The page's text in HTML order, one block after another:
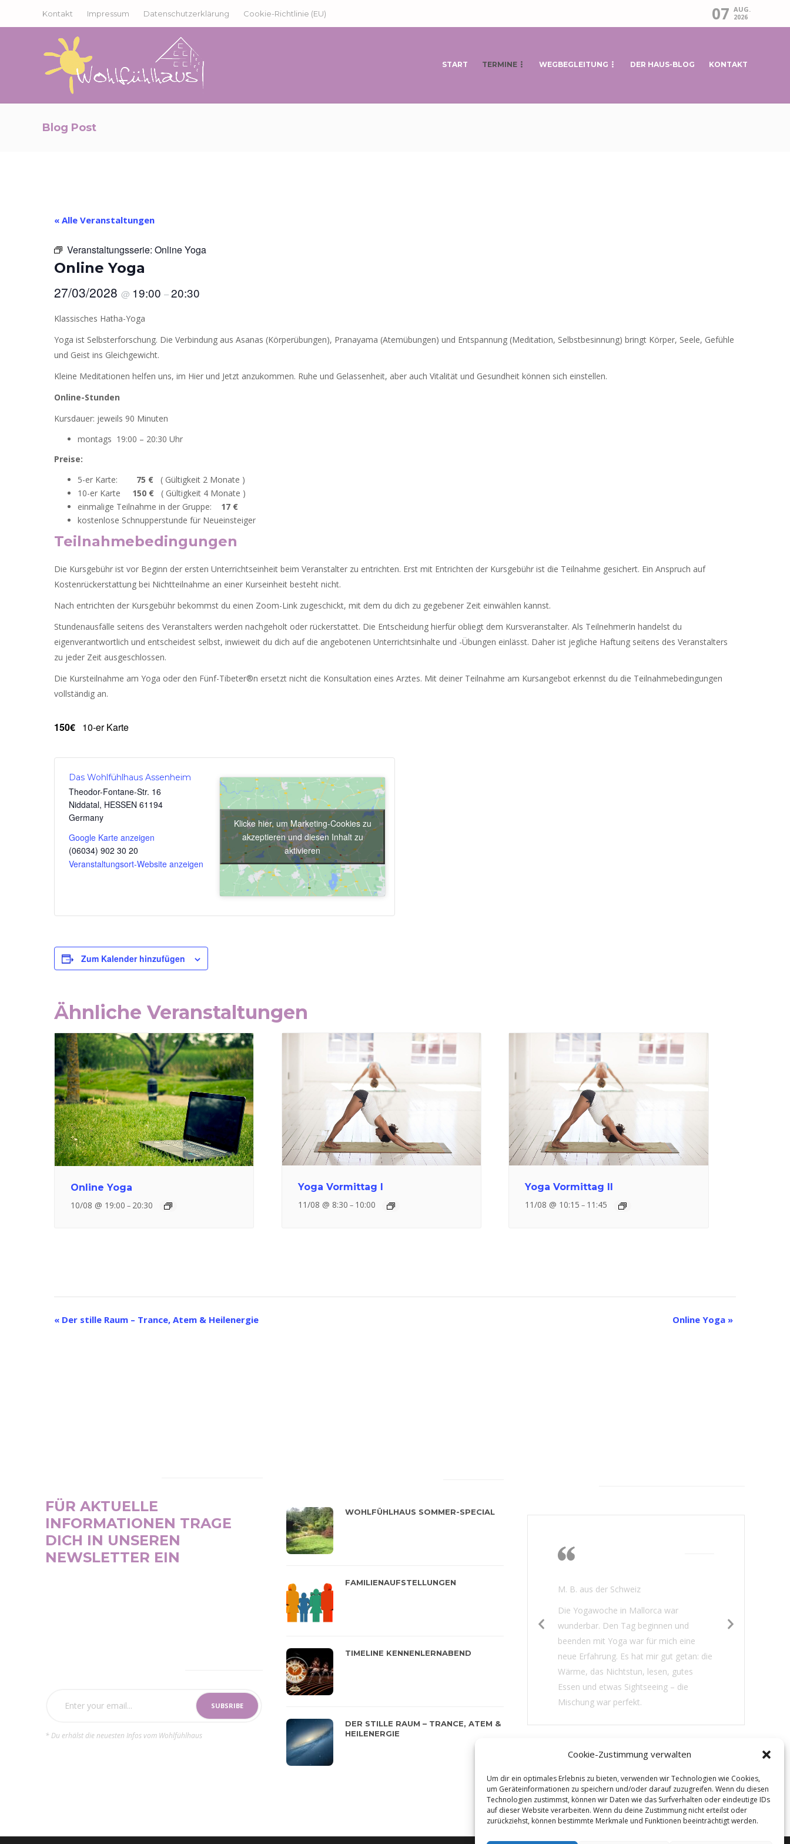
Cookie-Zustimmung verwalten
Um dir ein optimales Erlebnis zu bieten, verwenden wir Technologien wie Cookies,
um Geräteinformationen zu speichern und/oder darauf zuzugreifen. Wenn du diesen
Technologien zustimmst, können wir Daten wie das Surfverhalten oder eindeutige IDs
auf dieser Website verarbeiten. Wenn du deine Zustimmung nicht erteilst oder
zurückziehst, können bestimmte Merkmale und Funktionen beeinträchtigt werden.
Kontakt Impressum Datenschutzerklärung Cookie-Richtlinie (EU) 07 AUG.
2026
START TERMINE WEGBEGLEITUNG DER HAUS-BLOG KONTAKT
Blog Post
« Alle Veranstaltungen
Veranstaltungsserie: Online Yoga
Online Yoga
27/03/2028 @ 19:00 –20:30
Klassisches Hatha-Yoga
Yoga ist Selbsterforschung. Die Verbindung aus Asanas (Körperübungen), Pranayama (Atemübungen) und Entspannung (Meditation, Selbstbesinnung) bringt Körper, Seele, Gefühle
und Geist ins Gleichgewicht.
Kleine Meditationen helfen uns, im Hier und Jetzt anzukommen. Ruhe und Gelassenheit, aber auch Vitalität und Gesundheit können sich einstellen.
Online-Stunden
Kursdauer: jeweils 90 Minuten
montags 19:00 – 20:30 Uhr
Preise:
5-er Karte:
75 € ( Gültigkeit 2 Monate )
10-er Karte 150 € ( Gültigkeit 4 Monate )
einmalige Teilnahme in der Gruppe: 17 €
kostenlose Schnupperstunde für Neueinsteiger
Teilnahmebedingungen
Die Kursgebühr ist vor Beginn der ersten Unterrichtseinheit beim Veranstalter zu entrichten. Erst mit Entrichten der Kursgebühr ist die Teilnahme gesichert. Ein Anspruch auf
Kostenrückerstattung bei Nichtteilnahme an einer Kurseinheit besteht nicht.
Nach entrichten der Kursgebühr bekommst du einen Zoom-Link zugeschickt, mit dem du dich zu gegebener Zeit einwählen kannst.
Stundenausfälle seitens des Veranstalters werden nachgeholt oder rückerstattet. Die Entscheidung hierfür obliegt dem Kursveranstalter. Als TeilnehmerIn handelst du
eigenverantwortlich und entscheidest selbst, inwieweit du dich auf die angebotenen Unterrichtsinhalte und -Übungen einlässt. Daher ist jegliche Haftung seitens des Veranstalters
zu jeder Zeit ausgeschlossen.
Die Kursteilnahme am Yoga oder den Fünf-Tibeter®n ersetzt nicht die Konsultation eines Arztes. Mit deiner Teilnahme am Kursangebot erkennst du die Teilnahmebedingungen
vollständig an.
150€ 10-er Karte
Das Wohlfühlhaus Assenheim
Theodor-Fontane-Str. 16
Niddatal, HESSEN 61194
Germany
Google Karte anzeigen
(06034) 902 30 20
Veranstaltungsort-Website anzeigen
Klicke hier, um Marketing-Cookies zu
akzeptieren und diesen Inhalt zu
aktivieren
Zum Kalender hinzufügen
Ähnliche Veranstaltungen
Online Yoga
10/08 @ 19:00 – 20:30
Yoga Vormittag I
11/08 @ 8:30 – 10:00
Yoga Vormittag II
11/08 @ 10:15 – 11:45
Veranstaltung-
« Der stille Raum – Trance, Atem & Heilenergie Online Yoga »
FÜR AKTUELLE
INFORMATIONEN TRAGE
DICH IN UNSEREN
NEWSLETTER EIN
* Du erhälst die neuesten Infos vom Wohlfühlhaus
WOHLFÜHLHAUS SOMMER-SPECIAL
FAMILIENAUFSTELLUNGEN
TIMELINE KENNENLERNABEND
DER STILLE RAUM – TRANCE, ATEM &
HEILENERGIE
M. B. aus der Schweiz
Die Yogawoche in Mallorca war
wunderbar. Den Tag beginnen und
beenden mit Yoga war für mich eine
neue Erfahrung. Es hat mir gut getan: die
Wärme, das Nichtstun, lesen, gutes
Essen und etwas Sightseeing – die
Mischung war perfekt.